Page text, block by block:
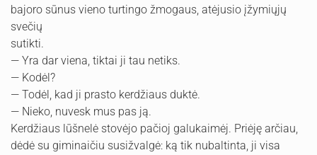
bajoro sūnus vieno turtingo žmogaus, atėjusio įžymiųjų
svečių
sutikti.
— Yra dar viena, tiktai ji tau netiks.
— Kodėl?
— Todėl, kad ji prasto kerdžiaus duktė.
— Nieko, nuvesk mus pas ją.
Kerdžiaus lūšnelė stovėjo pačioj galukaimėj. Priėję arčiau,
dėdė su giminaičiu susižvalgė: ką tik nubaltinta, ji visa